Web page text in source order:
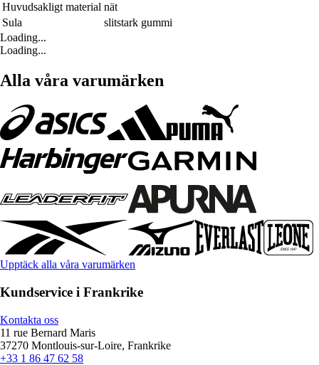
Huvudsakligt material nät
Sula
slitstark gummi
Loading...
Loading...
Alla våra varumärken
Upptäck alla våra varumärken
Kundservice i Frankrike
Kontakta oss
11 rue Bernard Maris
37270 Montlouis-sur-Loire, Frankrike
+33 1 86 47 62 58